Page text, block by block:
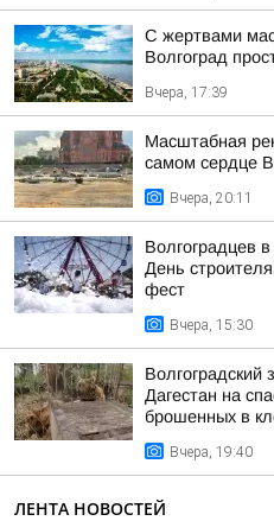
С жертвами
Волгоград
Вчера, 17:39
Масштабная
самом сердце
Вчера, 20:11
Волгоградцев
День
фест
Вчера, 15:30
Волгоградский
Дагестан на
брошенных в
Вчера, 19:40
ЛЕНТА НОВОСТЕЙ